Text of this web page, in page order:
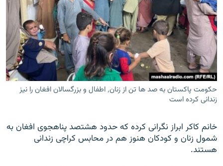
حکومت پاکستان به صد ها تن از زنان٬ اطفال و بزرگسالان افغان را نیز
زندانی کرده است
خانم کاکر ابراز نگرانی کرده که حدود هشتصد پناهجوی افغان به
شمول زنان و کودکان هنوز هم در محابس کراچی زندانی
هستند.